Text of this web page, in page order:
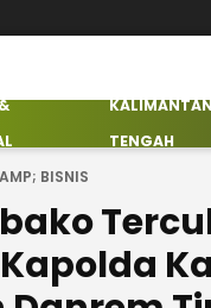
TENGAH
BISNIS